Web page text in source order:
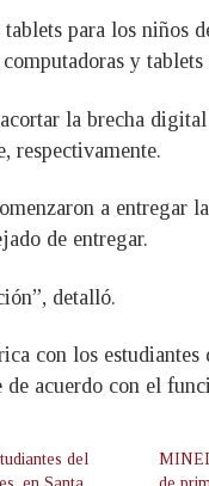
para los niños
y
la brecha
respectivamente.
a entregar
de entregar.
detalló.
con los
de acuerdo con el
del